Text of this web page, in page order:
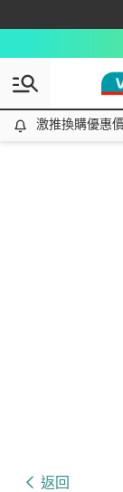
激推換購優惠價！
激推換購優惠
返回